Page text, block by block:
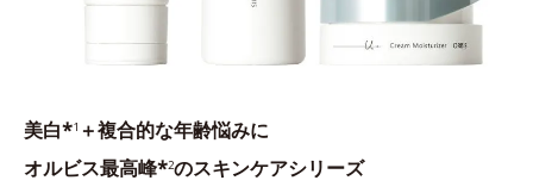
美白*1 ＋複合的な年齢悩みに
オルビス最高峰*2のスキンケアシリーズ